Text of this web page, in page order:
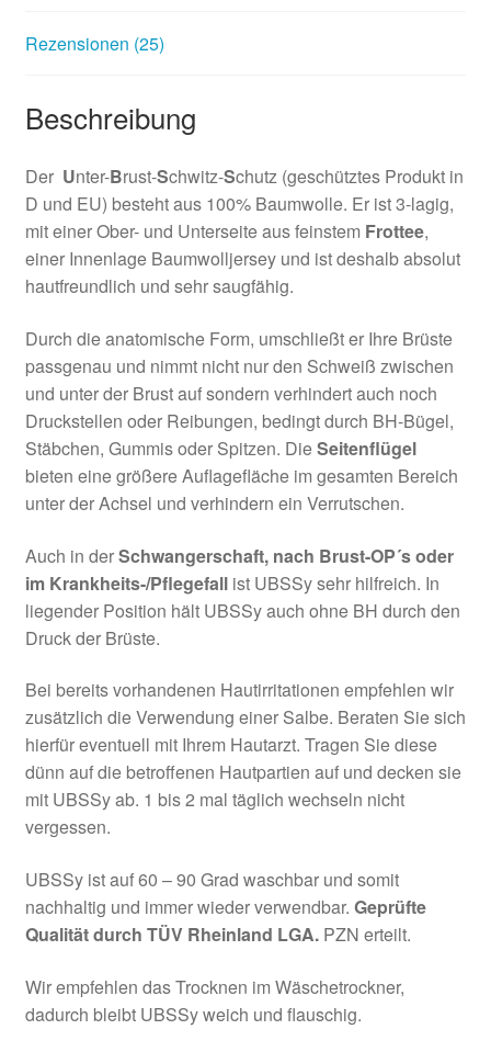
Brust
Rezensionen (25)
Beschreibung
Der Unter-Brust-Schwitz-Schutz (geschütztes Produkt in
D und EU) besteht aus 100% Baumwolle. Er ist 3-lagig,
mit einer Ober- und Unterseite aus feinstem Frottee,
einer Innenlage Baumwolljersey und ist deshalb absolut
hautfreundlich und sehr saugfähig.
Durch die anatomische Form, umschließt er Ihre Brüste
passgenau und nimmt nicht nur den Schweiß zwischen
und unter der Brust auf sondern verhindert auch noch
Druckstellen oder Reibungen, bedingt durch BH-Bügel,
Stäbchen, Gummis oder Spitzen. DieSeitenflügel
bieten eine größere Auflagefläche im gesamten Bereich
unter der Achsel und verhindern ein Verrutschen.
Auch in derSchwangerschaft, nach Brust-OP´s oder
im Krankheits-/Pflegefallist UBSSy sehr hilfreich. In
liegender Position hält UBSSy auch ohne BH durch den
Druck der Brüste.
Bei bereits vorhandenen Hautirritationen empfehlen wir
zusätzlich die Verwendung einer Salbe. Beraten Sie sich
hierfür eventuell mit Ihrem Hautarzt. Tragen Sie diese
dünn auf die betroffenen Hautpartien auf und decken sie
mit UBSSy ab. 1 bis 2 mal täglich wechseln nicht
vergessen.
UBSSy ist auf 60 – 90 Grad waschbar und somit
nachhaltig und immer wieder verwendbar. Geprüfte
Qualität durch TÜV Rheinland LGA. PZN erteilt.
Wir empfehlen das Trocknen im Wäschetrockner,
dadurch bleibt UBSSy weich und flauschig.